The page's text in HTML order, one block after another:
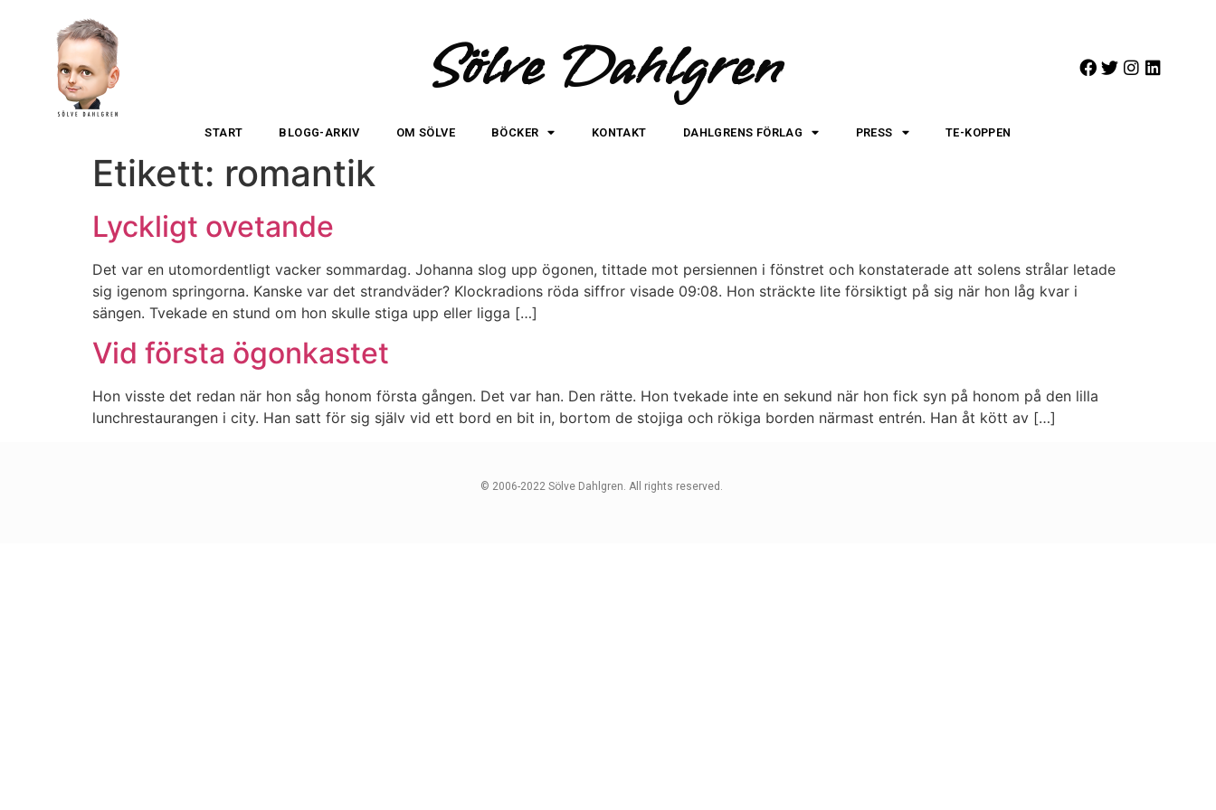
Sölve Dahlgren
START BLOGG-ARKIV OM SÖLVE BÖCKER KONTAKT DAHLGRENS FÖRLAG PRESS TE-KOPPEN
Etikett: romantik
Lyckligt ovetande
Det var en utomordentligt vacker sommardag. Johanna slog upp ögonen, tittade mot persiennen i fönstret och konstaterade att solens strålar letade
sig igenom springorna. Kanske var det strandväder? Klockradions röda siffror visade 09:08. Hon sträckte lite försiktigt på sig när hon låg kvar i
sängen. Tvekade en stund om hon skulle stiga upp eller ligga […]
Vid första ögonkastet
Hon visste det redan när hon såg honom första gången. Det var han. Den rätte. Hon tvekade inte en sekund när hon fick syn på honom på den lilla
lunchrestaurangen i city. Han satt för sig själv vid ett bord en bit in, bortom de stojiga och rökiga borden närmast entrén. Han åt kött av […]
© 2006-2022 Sölve Dahlgren. All rights reserved.